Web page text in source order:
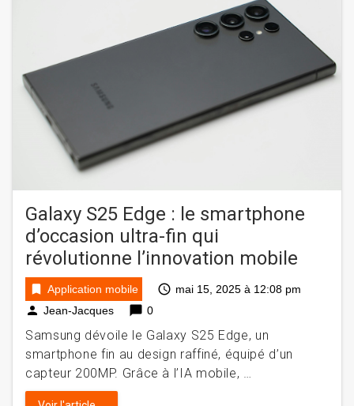
Galaxy S25 Edge : le smartphone
d’occasion ultra-fin qui
révolutionne l’innovation mobile
bookmark Application mobile access_time mai 15, 2025 à 12:08 pm
person Jean-Jacques chat_bubble 0
Samsung dévoile le Galaxy S25 Edge, un
smartphone fin au design raffiné, équipé d’un
capteur 200MP. Grâce à l’IA mobile, …